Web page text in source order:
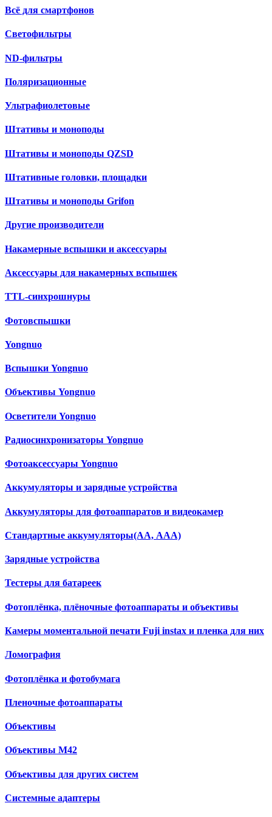
Всё для смартфонов
Светофильтры
ND-фильтры
Поляризационные
Ультрафиолетовые
Штативы и моноподы
Штативы и моноподы QZSD
Штативные головки, площадки
Штативы и моноподы Grifon
Другие производители
Накамерные вспышки и аксессуары
Аксессуары для накамерных вспышек
TTL-синхрошнуры
Фотовспышки
Yongnuo
Вспышки Yongnuo
Объективы Yongnuo
Осветители Yongnuo
Радиосинхронизаторы Yongnuo
Фотоаксессуары Yongnuo
Аккумуляторы и зарядные устройства
Аккумуляторы для фотоаппаратов и видеокамер
Cтандартные аккумуляторы(АА, ААА)
Зарядные устройства
Тестеры для батареек
Фотоплёнка, плёночные фотоаппараты и объективы
Камеры моментальной печати Fuji instax и пленка для них
Ломография
Фотоплёнка и фотобумага
Пленочные фотоаппараты
Объективы
Объективы М42
Объективы для других систем
Cистемные адаптеры